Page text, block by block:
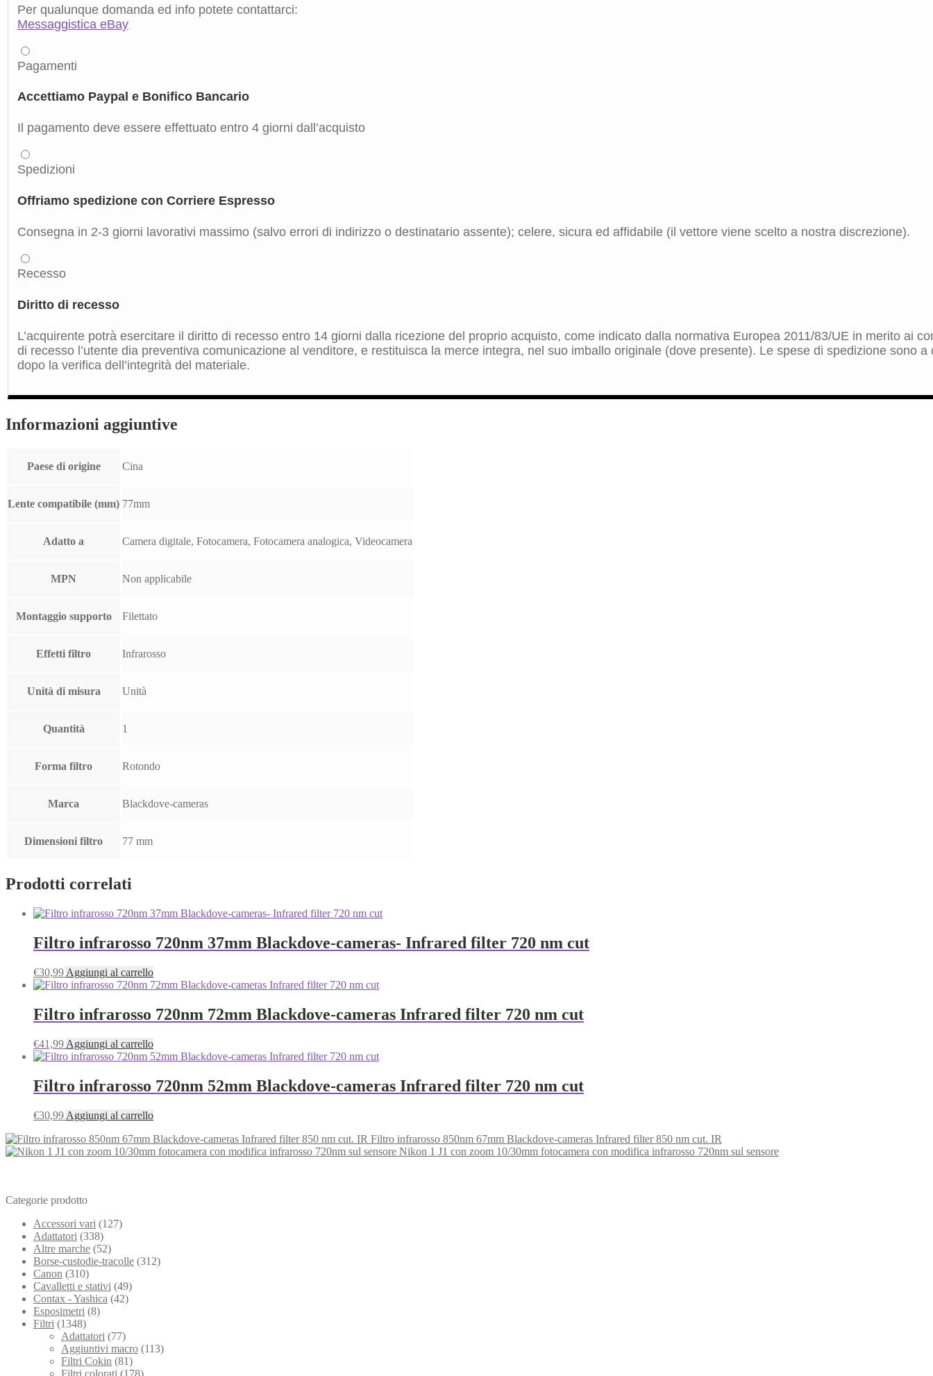
Per qualunque domanda ed info potete contattarci:
Messaggistica eBay
Pagamenti
Accettiamo Paypal e Bonifico Bancario
Il pagamento deve essere effettuato entro 4 giorni dall’acquisto
Spedizioni
Offriamo spedizione con Corriere Espresso
Consegna in 2-3 giorni lavorativi massimo (salvo errori di indirizzo o destinatario assente); celere, sicura ed affidabile (il vettore viene scelto a nostra discrezione).
Recesso
Diritto di recesso
L’acquirente potrà esercitare il diritto di recesso entro 14 giorni dalla ricezione del proprio acquisto, come indicato dalla normativa Europea 2011/83/UE in merito ai
di recesso l’utente dia preventiva comunicazione al venditore, e restituisca la merce integra, nel suo imballo originale (dove presente). Le spese di spedizione sono
dopo la verifica dell’integrità del materiale.
Informazioni aggiuntive
Paese di origine Cina
Lente compatibile (mm) 77mm
Adatto a Camera digitale, Fotocamera, Fotocamera analogica, Videocamera
MPN Non applicabile
Montaggio supporto Filettato
Effetti filtro Infrarosso
Unità di misura Unità
Quantità 1
Forma filtro Rotondo
Marca Blackdove-cameras
Dimensioni filtro 77 mm
Prodotti correlati
Filtro infrarosso 720nm 37mm Blackdove-cameras- Infrared filter 720 nm cut
€30,99 Aggiungi al carrello
Filtro infrarosso 720nm 72mm Blackdove-cameras Infrared filter 720 nm cut
€41,99 Aggiungi al carrello
Filtro infrarosso 720nm 52mm Blackdove-cameras Infrared filter 720 nm cut
€30,99 Aggiungi al carrello
Filtro infrarosso 850nm 67mm Blackdove-cameras Infrared filter 850 nm cut. IR
Nikon 1 J1 con zoom 10/30mm fotocamera con modifica infrarosso 720nm sul sensore
Categorie prodotto
Accessori vari (127)
Adattatori (338)
Altre marche (52)
Borse-custodie-tracolle (312)
Canon (310)
Cavalletti e stativi (49)
Contax - Yashica (42)
Esposimetri (8)
Filtri (1348)
Adattatori (77)
Aggiuntivi macro (113)
Filtri Cokin (81)
Filtri colorati (178)